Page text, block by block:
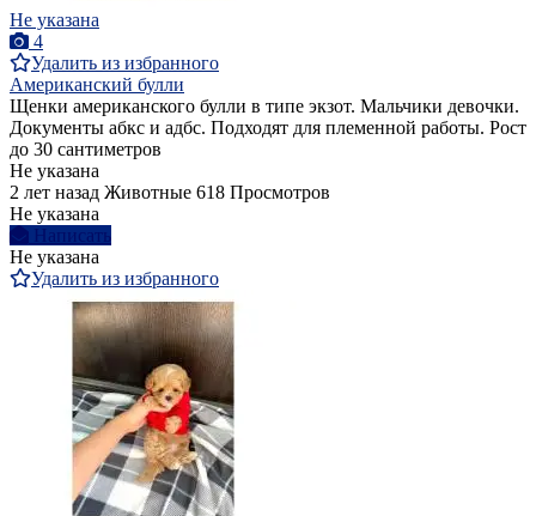
Не указана
4
Удалить из избранного
Американский булли
Щенки американского булли в типе экзот. Мальчики девочки.
Документы абкс и адбс. Подходят для племенной работы. Рост
до 30 сантиметров
Не указана
2 лет назад Животные 618 Просмотров
Не указана
Написать
Не указана
Удалить из избранного